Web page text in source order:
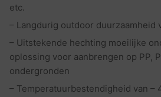
etc.
– Langdurig outdoor duurzaamheid
– Uitstekende hechting moeilijke
oplossing voor aanbrengen op PP,
ondergronden
– Temperatuurbestendigheid van –